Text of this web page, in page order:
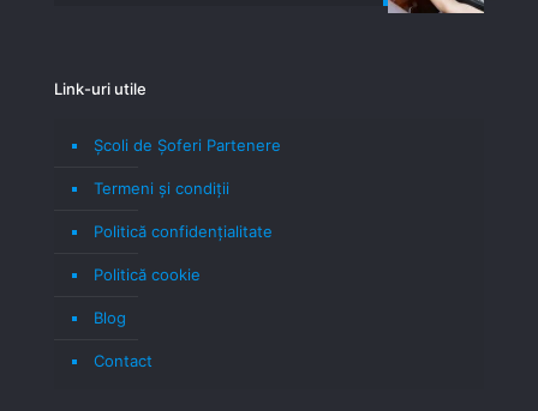
Link-uri utile
Școli de Șoferi Partenere
Termeni şi condiţii
Politică confidenţialitate
Politică cookie
Blog
Contact